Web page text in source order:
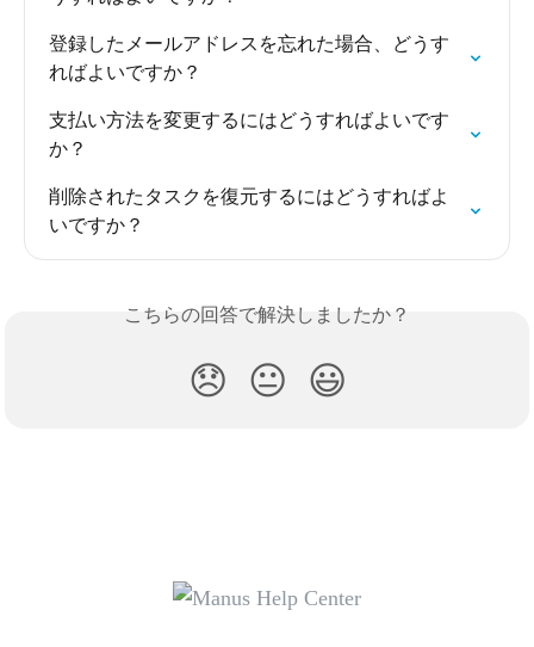
登録したメールアドレスを忘れた場合、どうす
ればよいですか？
支払い方法を変更するにはどうすればよいです
か？
削除されたタスクを復元するにはどうすればよ
いですか？
こちらの回答で解決しましたか？
😞 😐 😃